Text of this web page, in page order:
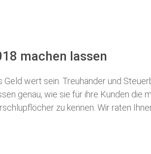
machen lassen
Geld wert sein. Treuhänder und
genau, wie sie für ihre Kunden die
zu kennen. Wir raten